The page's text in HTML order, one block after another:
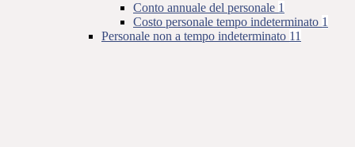
Conto annuale del personale 1
Costo personale tempo indeterminato 1
Personale non a tempo indeterminato 11